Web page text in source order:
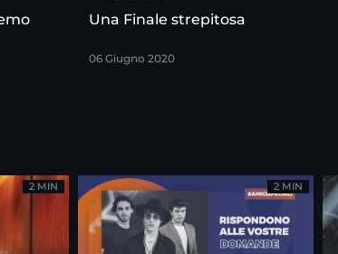
Una Finale strepitosa
06 Giugno 2020
2 MIN 2 MIN